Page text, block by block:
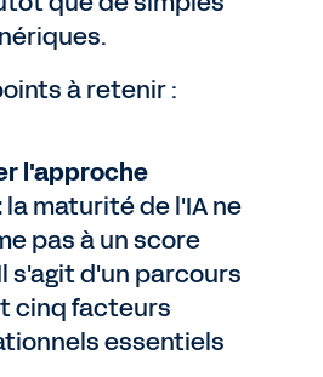
à retenir :
l'approche
la maturité de l'IA ne
pas à un score
s'agit d'un parcours
cinq facteurs
essentiels